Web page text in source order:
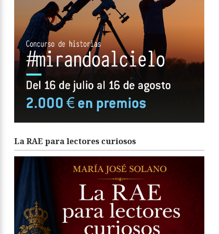
La RAE para lectores curiosos